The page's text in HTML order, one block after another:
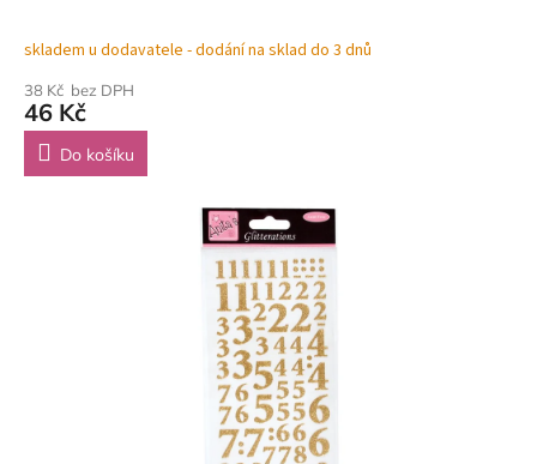
skladem u dodavatele - dodání na sklad do 3 dnů
38 Kč bez DPH
46 Kč
Do košíku